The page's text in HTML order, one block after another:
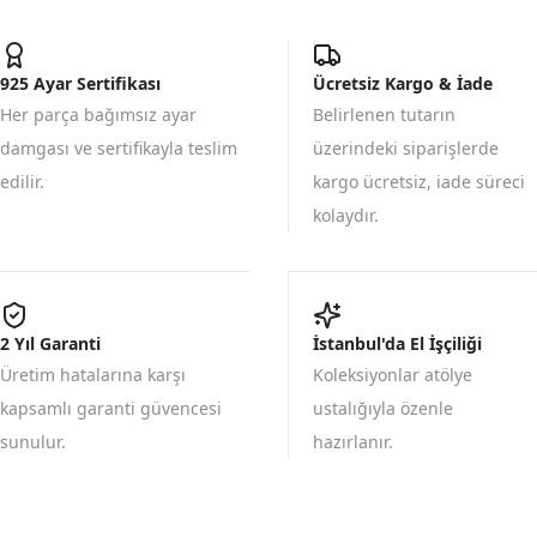
925 Ayar Sertifikası
Her parça bağımsız ayar
damgası ve sertifikayla teslim
edilir.
Ücretsiz Kargo & İade
Belirlenen tutarın
üzerindeki siparişlerde
kargo ücretsiz, iade süreci
kolaydır.
2 Yıl Garanti
Üretim hatalarına karşı
kapsamlı garanti güvencesi
sunulur.
İstanbul'da El İşçiliği
Koleksiyonlar atölye
ustalığıyla özenle
hazırlanır.